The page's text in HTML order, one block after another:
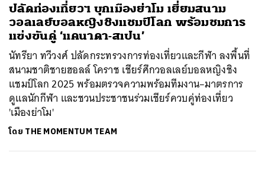
ปลัดท่องเที่ยวฯ บุกเมืองย่าโม เยี่ยมสนาม
วอลเลย์บอลหญิงชิงแชมป์โลก พร้อมชมการ
แข่งขันคู่ ‘แคนาดา-สเปน’
นัทรียา ทวีวงศ์ ปลัดกระทรวงการท่องเที่ยวและกีฬา ลงพื้นที่
สนามชาติชายฮอลล์ โคราช เชียร์ศึกวอลเลย์บอลหญิงชิง
แชมป์โลก 2025 พร้อมตรวจความพร้อมทีมงาน–มาตรการ
ดูแลนักกีฬา และชวนประชาชนร่วมเชียร์ควบคู่ท่องเที่ยว
'เมืองย่าโม'
โดย THE MOMENTUM TEAM